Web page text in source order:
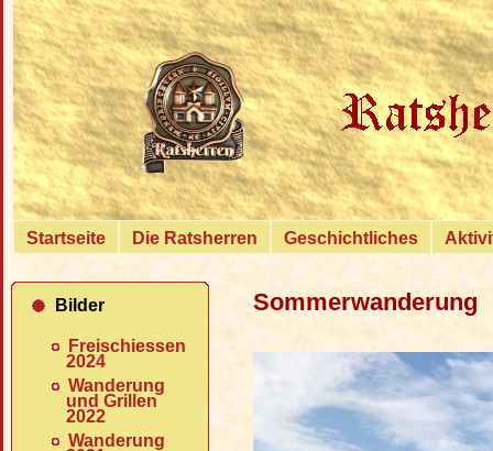
Startseite Die Ratsherren Geschichtliches
Bilder
Freischiessen
2024
Wanderung
und Grillen
2022
Wanderung
Sommerwanderung